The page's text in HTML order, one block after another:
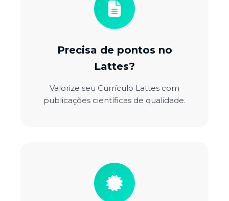
Precisa de pontos no
Lattes?
Valorize seu Currículo Lattes com
publicações científicas de qualidade.